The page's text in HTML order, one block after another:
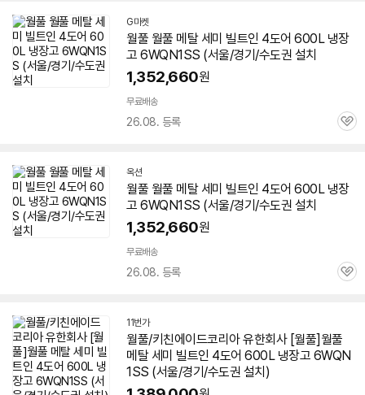
G마켓
월풀 월풀 메탈 세미 빌트인 4도어 600L 냉장
고 6WQN1SS (서울/경기/수도권 설치
1,352,660원
무료배송
26.08. 등록
관
옥션
월풀 월풀 메탈 세미 빌트인 4도어 600L 냉장
고 6WQN1SS (서울/경기/수도권 설치
1,352,660원
무료배송
26.08. 등록
관
11번가
월풀/키친에이드코리아 유한회사 [월풀]월풀
메탈 세미 빌트인 4도어 600L 냉장고 6WQN
1SS (서울/경기/수도권 설치)